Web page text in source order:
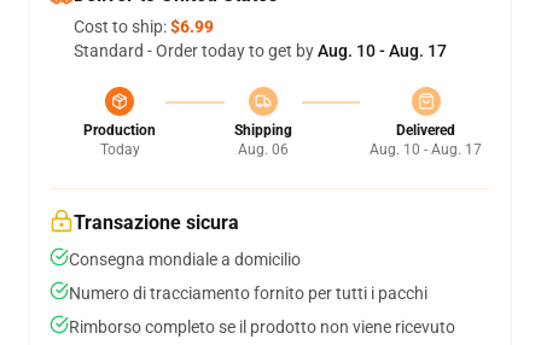
Cost to ship:$6.99
Standard - Order today to get byAug. 10 - Aug. 17
Production
Today
Shipping
Aug. 06
Delivered
Aug. 10 - Aug. 17
Transazione sicura
Consegna mondiale a domicilio
Numero di tracciamento fornito per tutti i pacchi
Rimborso completo se il prodotto non viene ricevuto